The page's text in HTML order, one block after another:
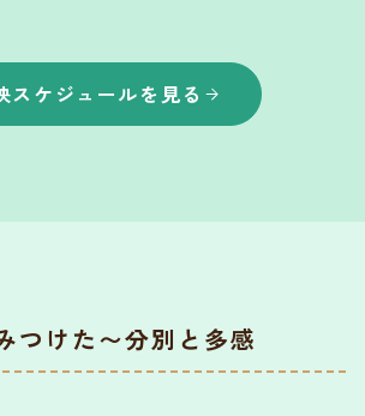
スケジュールを見る
つけた〜分別と多感